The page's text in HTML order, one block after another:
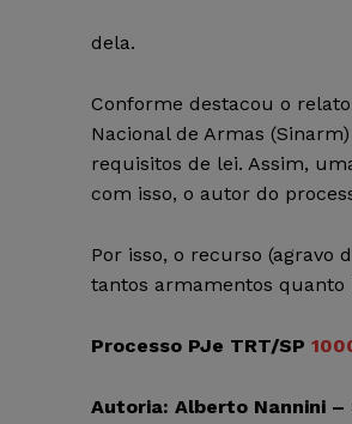
dela.
Conforme destacou o
Nacional de Armas
requisitos de lei. Assim,
com isso, o autor do
Por isso, o recurso (agravo
tantos armamentos quanto
Processo PJe TRT/SP
Autoria: Alberto Nannini –